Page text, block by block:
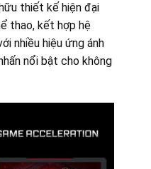
thiết kế hiện đại
thao, kết hợp hệ
nhiều hiệu ứng ánh
nổi bật cho không